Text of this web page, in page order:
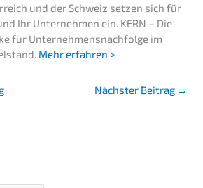
und der Schweiz setzen sich für
Ihr Unternehmen ein. KERN – Die
für Unternehmensnachfolge im
Mehr erfahren >
Nächster Beitrag →